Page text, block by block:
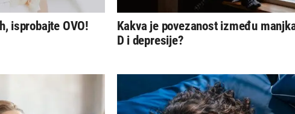
isprobajte OVO!
Kakva je povezanost između
D i depresije?